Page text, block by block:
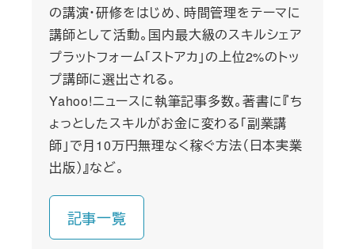
の講演・研修をはじめ、時間管理をテーマに
講師として活動。国内最大級のスキルシェア
プラットフォーム「ストアカ」の上位2%のトッ
プ講師に選出される。
Yahoo!ニュースに執筆記事多数。著書に『ち
ょっとしたスキルがお金に変わる「副業講
師」で月10万円無理なく稼ぐ方法（日本実業
出版）』など。
記事一覧